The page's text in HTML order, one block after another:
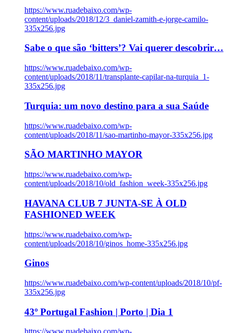
https://www.ruadebaixo.com/wp-
content/uploads/2018/12/3_daniel-zamith-e-jorge-camilo-
335x256.jpg
Sabe o que são ‘bitters’? Vai querer descobrir…
https://www.ruadebaixo.com/wp-
content/uploads/2018/11/transplante-capilar-na-turquia_1-
335x256.jpg
Turquia: um novo destino para a sua Saúde
https://www.ruadebaixo.com/wp-
content/uploads/2018/11/sao-martinho-mayor-335x256.jpg
SÃO MARTINHO MAYOR
https://www.ruadebaixo.com/wp-
content/uploads/2018/10/old_fashion_week-335x256.jpg
HAVANA CLUB 7 JUNTA-SE À OLD
FASHIONED WEEK
https://www.ruadebaixo.com/wp-
content/uploads/2018/10/ginos_home-335x256.jpg
Ginos
https://www.ruadebaixo.com/wp-content/uploads/2018/10/pf-
335x256.jpg
43º Portugal Fashion | Porto | Dia 1